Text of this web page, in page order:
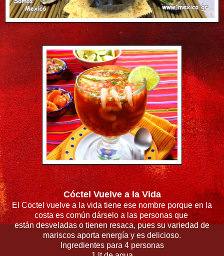
Cóctel Vuelve a la Vida
El Coctel vuelve a la vida tiene ese nombre porque en la
costa es común dárselo a las personas que
están desveladas o tienen resaca, pues su variedad de
mariscos aporta energía y es delicioso.
Ingredientes para 4 personas